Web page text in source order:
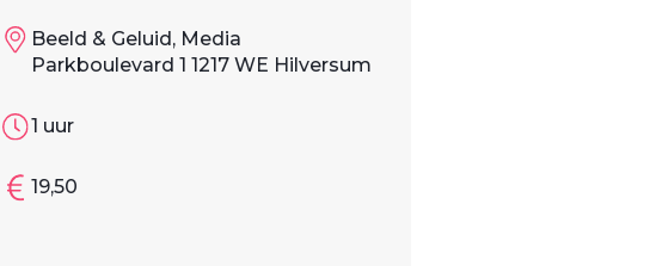
Beeld & Geluid, Media
Parkboulevard 1 1217 WE Hilversum
1 uur
19,50